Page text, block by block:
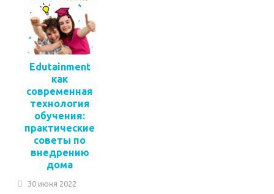
Edutainment
как
современная
технология
обучения:
практические
советы по
внедрению
дома
30 июня 2022